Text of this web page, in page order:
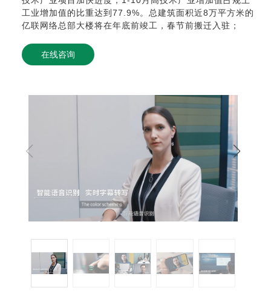
工业增加值的比重达到77.9%。总建筑面积近8万平方米的
亿联网络总部大楼将在年底前竣工，春节前搬迁入驻；
在线咨询